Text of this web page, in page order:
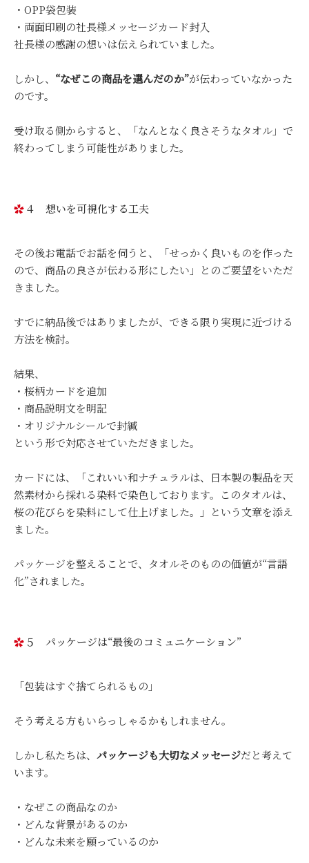
・OPP袋包装
・両面印刷の社長様メッセージカード封入
社長様の感謝の想いは伝えられていました。
しかし、 “なぜこの商品を選んだのか”が伝わっていなかった
のです。
受け取る側からすると、「なんとなく良さそうなタオル」で
終わってしまう可能性がありました。
４ 想いを可視化する工夫
その後お電話でお話を伺うと、「せっかく良いものを作った
ので、商品の良さが伝わる形にしたい」とのご要望をいただ
きました。
すでに納品後ではありましたが、できる限り実現に近づける
方法を検討。
結果、
・桜柄カードを追加
・商品説明文を明記
・オリジナルシールで封緘
という形で対応させていただきました。
カードには、「これいい和ナチュラルは、日本製の製品を天
然素材から採れる染料で染色しております。このタオルは、
桜の花びらを染料にして仕上げました。」という文章を添え
ました。
パッケージを整えることで、タオルそのものの価値が“言語
化”されました。
５ パッケージは“最後のコミュニケーション”
「包装はすぐ捨てられるもの」
そう考える方もいらっしゃるかもしれません。
しかし私たちは、 パッケージも大切なメッセージだと考えて
います。
・なぜこの商品なのか
・どんな背景があるのか
・どんな未来を願っているのか